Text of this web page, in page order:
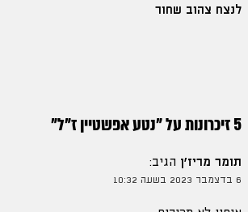
לנצח צהוב שחור
5 זיכרונות על " נטע אפשטיין ז"ל"
תומר מריז'ן הגיב:
6 בדצמבר 2023 בשעה 10:32